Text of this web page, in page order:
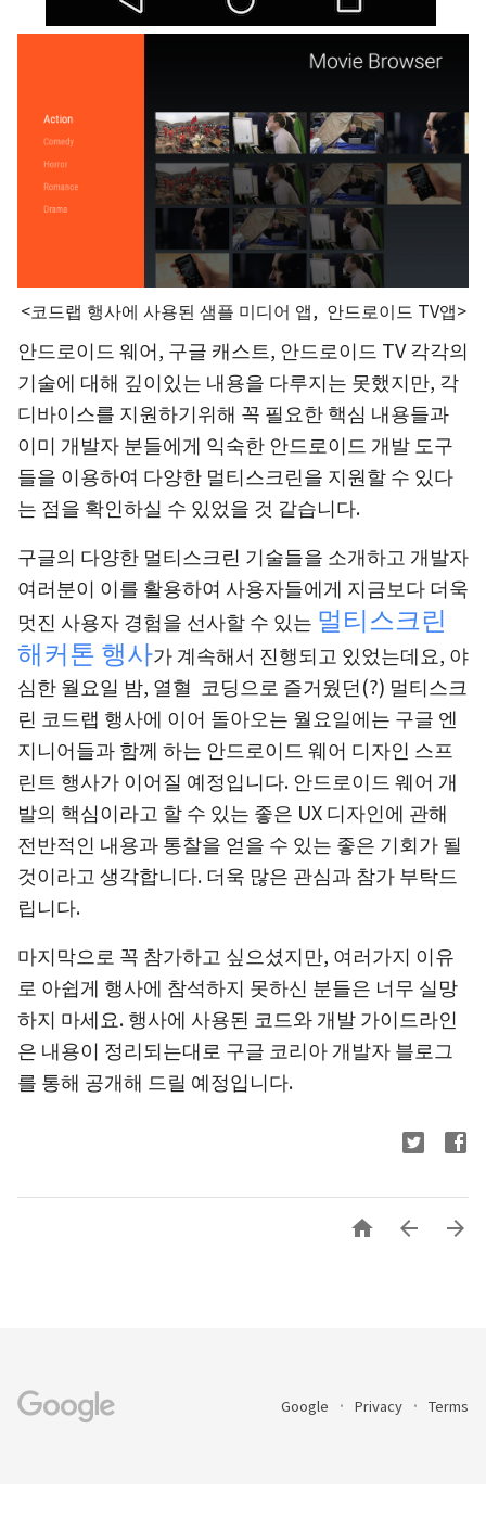
<코드랩 행사에 사용된 샘플 미디어 앱, 안드로이드 TV앱>
안드로이드 웨어, 구글 캐스트, 안드로이드 TV 각각의
기술에 대해 깊이있는 내용을 다루지는 못했지만, 각
디바이스를 지원하기위해 꼭 필요한 핵심 내용들과
이미 개발자 분들에게 익숙한 안드로이드 개발 도구
들을 이용하여 다양한 멀티스크린을 지원할 수 있다
는 점을 확인하실 수 있었을 것 같습니다.
구글의 다양한 멀티스크린 기술들을 소개하고 개발자
여러분이 이를 활용하여 사용자들에게 지금보다 더욱
멋진 사용자 경험을 선사할 수 있는 멀티스크린
해커톤 행사가 계속해서 진행되고 있었는데요, 야
심한 월요일 밤, 열혈 코딩으로 즐거웠던(?) 멀티스크
린 코드랩 행사에 이어 돌아오는 월요일에는 구글 엔
지니어들과 함께 하는 안드로이드 웨어 디자인 스프
린트 행사가 이어질 예정입니다. 안드로이드 웨어 개
발의 핵심이라고 할 수 있는 좋은 UX 디자인에 관해
전반적인 내용과 통찰을 얻을 수 있는 좋은 기회가 될
것이라고 생각합니다. 더욱 많은 관심과 참가 부탁드
립니다.
마지막으로 꼭 참가하고 싶으셨지만, 여러가지 이유
로 아쉽게 행사에 참석하지 못하신 분들은 너무 실망
하지 마세요. 행사에 사용된 코드와 개발 가이드라인
은 내용이 정리되는대로 구글 코리아 개발자 블로그
를 통해 공개해 드릴 예정입니다.
  
Google Privacy Terms